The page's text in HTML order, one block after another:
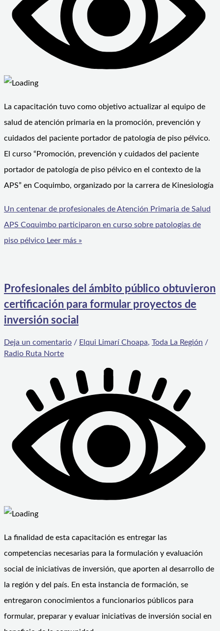
La capacitación tuvo como objetivo actualizar al equipo de
salud de atención primaria en la promoción, prevención y
cuidados del paciente portador de patología de piso pélvico.
El curso “Promoción, prevención y cuidados del paciente
portador de patología de piso pélvico en el contexto de la
APS” en Coquimbo, organizado por la carrera de Kinesiología
Un centenar de profesionales de Atención Primaria de Salud
APS Coquimbo participaron en curso sobre patologías de
piso pélvico Leer más »
Profesionales del ámbito público obtuvieron
certificación para formular proyectos de
inversión social
Deja un comentario / Elqui Limarí Choapa, Toda La Región /
Radio Ruta Norte
La finalidad de esta capacitación es entregar las
competencias necesarias para la formulación y evaluación
social de iniciativas de inversión, que aporten al desarrollo de
la región y del país. En esta instancia de formación, se
entregaron conocimientos a funcionarios públicos para
formular, preparar y evaluar iniciativas de inversión social en